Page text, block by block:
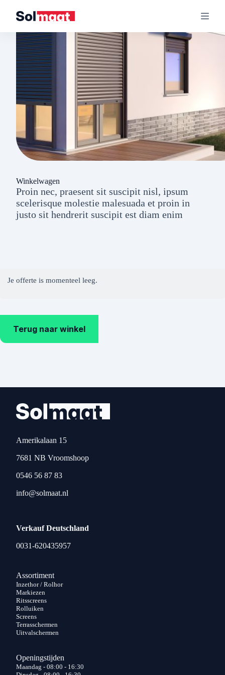
inhoud
Winkelwagen
Proin nec, praesent sit suscipit nisl, ipsum
scelerisque molestie malesuada et proin in
justo sit hendrerit suscipit est diam enim
Je offerte is momenteel leeg.
Terug naar winkel
Amerikalaan 15
7681 NB Vroomshoop
0546 56 87 83
info@solmaat.nl
Verkauf Deutschland
0031-620435957
Assortiment
Inzethor / Rolhor
Markiezen
Ritsscreens
Rolluiken
Screens
Terrasschermen
Uitvalschermen
Openingstijden
Maandag - 08:00 - 16:30